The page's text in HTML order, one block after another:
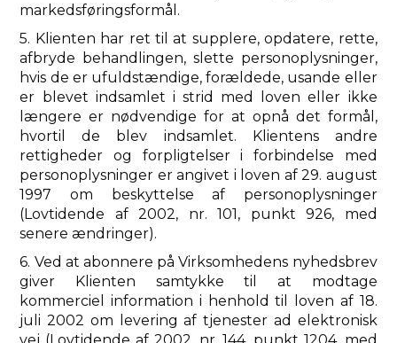
markedsføringsformål.
5. Klienten har ret til at supplere, opdatere, rette,
afbryde behandlingen, slette personoplysninger,
hvis de er ufuldstændige, forældede, usande eller
er blevet indsamlet i strid med loven eller ikke
længere er nødvendige for at opnå det formål,
hvortil de blev indsamlet. Klientens andre
rettigheder og forpligtelser i forbindelse med
personoplysninger er angivet i loven af ​​29. august
1997 om beskyttelse af personoplysninger
(Lovtidende af 2002, nr. 101, punkt 926, med
senere ændringer).
6. Ved at abonnere på Virksomhedens nyhedsbrev
giver Klienten samtykke til at modtage
kommerciel information i henhold til loven af ​​18.
juli 2002 om levering af tjenester ad elektronisk